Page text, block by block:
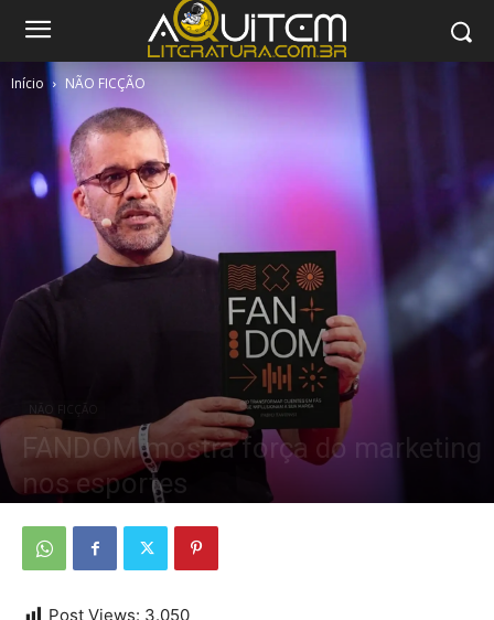
Início NÃO FICÇÃO
FANDOM mostra força do marketing
nos esportes
Post Views: 3.050